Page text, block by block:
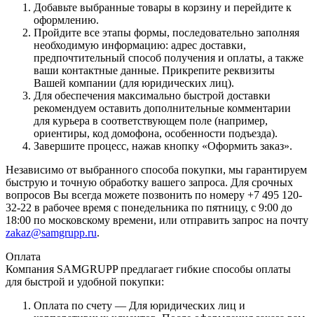
Добавьте выбранные товары в корзину и перейдите к
оформлению.
Пройдите все этапы формы, последовательно заполняя
необходимую информацию: адрес доставки,
предпочтительный способ получения и оплаты, а также
ваши контактные данные. Прикрепите реквизиты
Вашей компании (для юридических лиц).
Для обеспечения максимально быстрой доставки
рекомендуем оставить дополнительные комментарии
для курьера в соответствующем поле (например,
ориентиры, код домофона, особенности подъезда).
Завершите процесс, нажав кнопку «Оформить заказ».
Независимо от выбранного способа покупки, мы гарантируем
быструю и точную обработку вашего запроса. Для срочных
вопросов Вы всегда можете позвонить по номеру +7 495 120-
32-22 в рабочее время с понедельника по пятницу, с 9:00 до
18:00 по московскому времени, или отправить запрос на почту
zakaz@samgrupp.ru.
Оплата
Компания SAMGRUPP предлагает гибкие способы оплаты
для быстрой и удобной покупки:
Оплата по счету — Для юридических лиц и